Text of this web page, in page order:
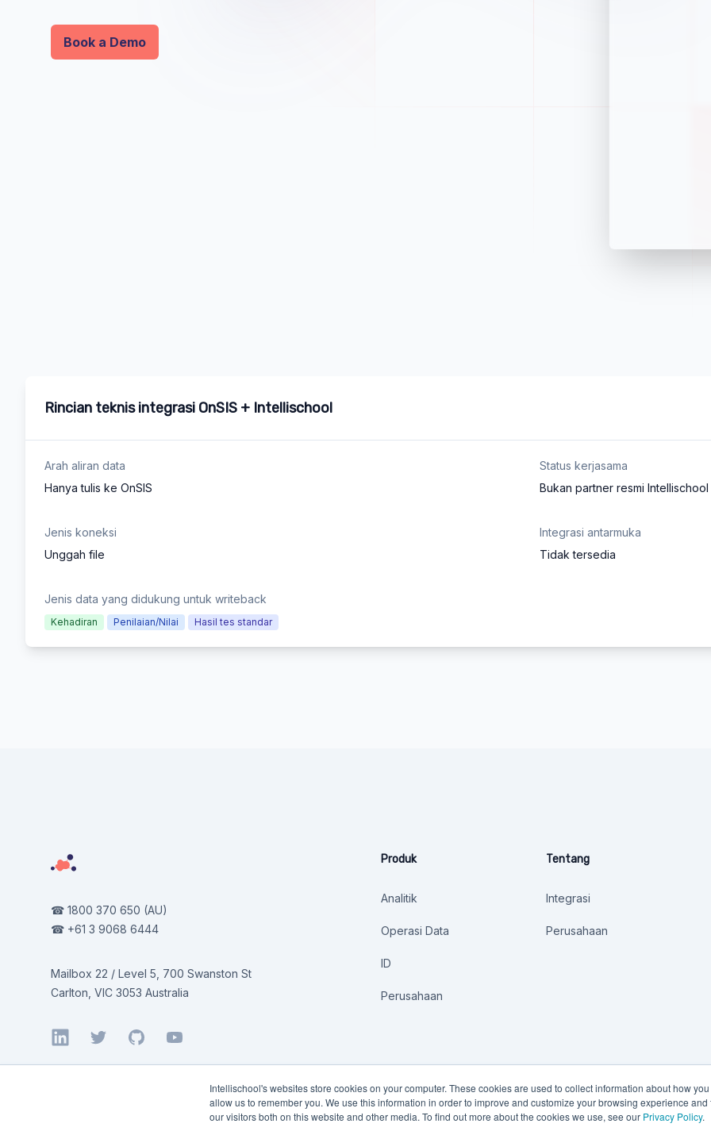
Intellischool's websites store cookies on your computer. These cookies are used to collect information about how
allow us to remember you. We use this information in order to improve and customize your browsing experience
our visitors both on this website and other media. To find out more about the cookies we use, see our Privacy Policy.
Book a Demo
Rincian teknis integrasi OnSIS + Intellischool
Arah aliran data
Hanya tulis ke OnSIS
Status kerjasama
Bukan partner resmi Intellischool
Jenis koneksi
Unggah file
Integrasi antarmuka
Tidak tersedia
Jenis data yang didukung untuk writeback
Kehadiran Penilaian/Nilai Hasil tes standar
☎ 1800 370 650 (AU)
☎ +61 3 9068 6444
Mailbox 22 / Level 5, 700 Swanston St
Carlton, VIC 3053 Australia
LinkedInTwitterGitHubYouTube
Produk
Analitik
Operasi Data
ID
Perusahaan
Tentang
Integrasi
Perusahaan